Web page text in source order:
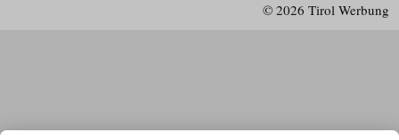
© 2026 Tirol Werbung